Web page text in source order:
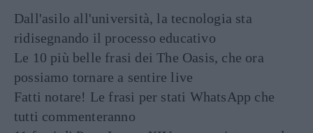
Dall'asilo all'università, la tecnologia sta
ridisegnando il processo educativo
Le 10 più belle frasi dei The Oasis, che ora
possiamo tornare a sentire live
Fatti notare! Le frasi per stati WhatsApp che
tutti commenteranno